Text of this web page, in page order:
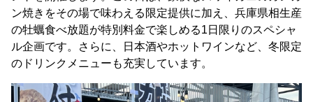
ン焼きをその場で味わえる限定提供に加え、兵庫県相生産
の牡蠣食べ放題が特別料金で楽しめる1日限りのスペシャ
ル企画です。さらに、日本酒やホットワインなど、冬限定
のドリンクメニューも充実しています。